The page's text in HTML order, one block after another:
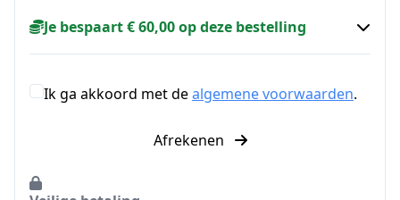
Je bespaart € 60,00 op deze bestelling
Ik ga akkoord met dealgemene voorwaarden.
Afrekenen